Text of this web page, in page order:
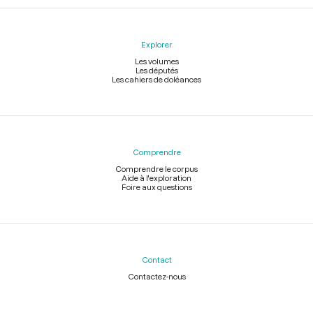
Explorer
Les volumes
Les députés
Les cahiers de doléances
Comprendre
Comprendre le corpus
Aide à l'exploration
Foire aux questions
Contact
Contactez-nous